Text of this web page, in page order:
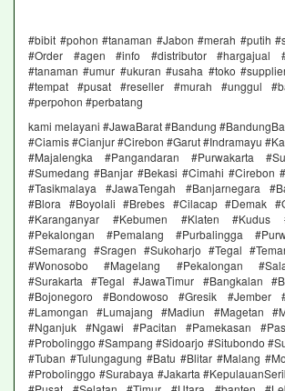
#bibit #pohon #tanaman #Jabon #merah #putih
#Order #agen #info #distributor #hargajual
#tanaman #umur #ukuran #usaha #toko
#tempat #pusat #reseller #murah #unggul
#perpohon #perbatang
kami melayani #JawaBarat #Bandung
#Ciamis #Cianjur #Cirebon #Garut #Indramayu
#Majalengka #Pangandaran #Purwakarta
#Sumedang #Banjar #Bekasi #Cimahi #Cirebon
#Tasikmalaya #JawaTengah #Banjarnegara
#Blora #Boyolali #Brebes #Cilacap #Demak
#Karanganyar #Kebumen #Klaten #Kudus
#Pekalongan #Pemalang #Purbalingga
#Semarang #Sragen #Sukoharjo #Tegal
#Wonosobo #Magelang #Pekalongan
#Surakarta #Tegal #JawaTimur #Bangkalan
#Bojonegoro #Bondowoso #Gresik #Jember
#Lamongan #Lumajang #Madiun #Magetan
#Nganjuk #Ngawi #Pacitan #Pamekasan
#Probolinggo #Sampang #Sidoarjo #Situbondo
#Tuban #Tulungagung #Batu #Blitar #Malang
#Probolinggo #Surabaya #Jakarta